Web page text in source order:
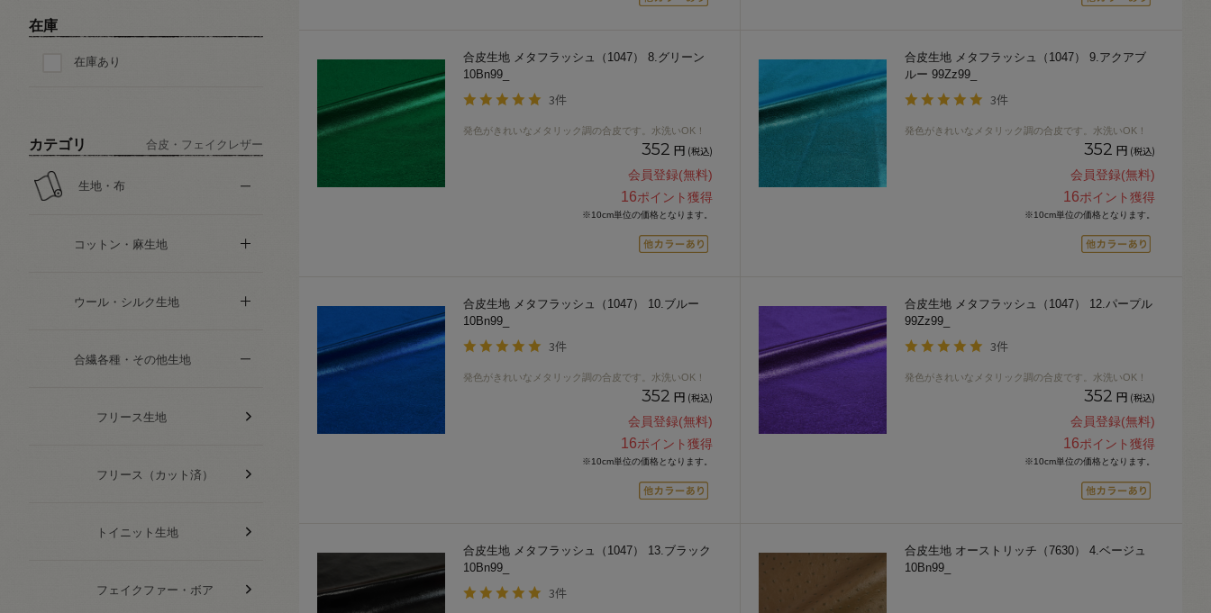
在庫
在庫あり
カテゴリ 合皮・フェイクレザー
生地・布
コットン・麻生地
ウール・シルク生地
合繊各種・その他生地
フリース生地
フリース（カット済）
トイニット生地
フェイクファー・ボア
合皮生地 メタフラッシュ（1047） 8.グリーン
10Bn99_
3件
発色がきれいなメタリック調の合皮です。水洗いOK！
352 円 (税込)
会員登録(無料)
16ポイント獲得
※10cm単位の価格となります。
合皮生地 メタフラッシュ（1047） 9.アクアブ
ルー 99Zz99_
3件
発色がきれいなメタリック調の合皮です。水洗いOK！
352 円 (税込)
会員登録(無料)
16ポイント獲得
※10cm単位の価格となります。
合皮生地 メタフラッシュ（1047） 10.ブルー
10Bn99_
3件
発色がきれいなメタリック調の合皮です。水洗いOK！
352 円 (税込)
会員登録(無料)
16ポイント獲得
※10cm単位の価格となります。
合皮生地 メタフラッシュ（1047） 12.パープル
99Zz99_
3件
発色がきれいなメタリック調の合皮です。水洗いOK！
352 円 (税込)
会員登録(無料)
16ポイント獲得
※10cm単位の価格となります。
合皮生地 メタフラッシュ（1047） 13.ブラック
10Bn99_
3件
合皮生地 オーストリッチ（7630） 4.ベージュ
10Bn99_